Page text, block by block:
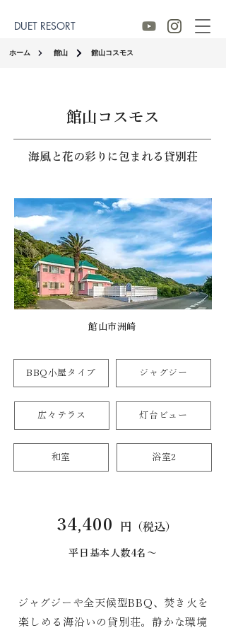
DUET RESORT
ホーム 館山 館山コスモス
館山コスモス
海風と花の彩りに包まれる貸別荘
館山市洲崎
BBQ小屋タイプ ジャグジー
広々テラス 灯台ビュー
和室 浴室2
34,400 円（税込）
平日基本人数4名〜
ジャグジーや全天候型BBQ、焚き火を
楽しめる海沿いの貸別荘。静かな環境